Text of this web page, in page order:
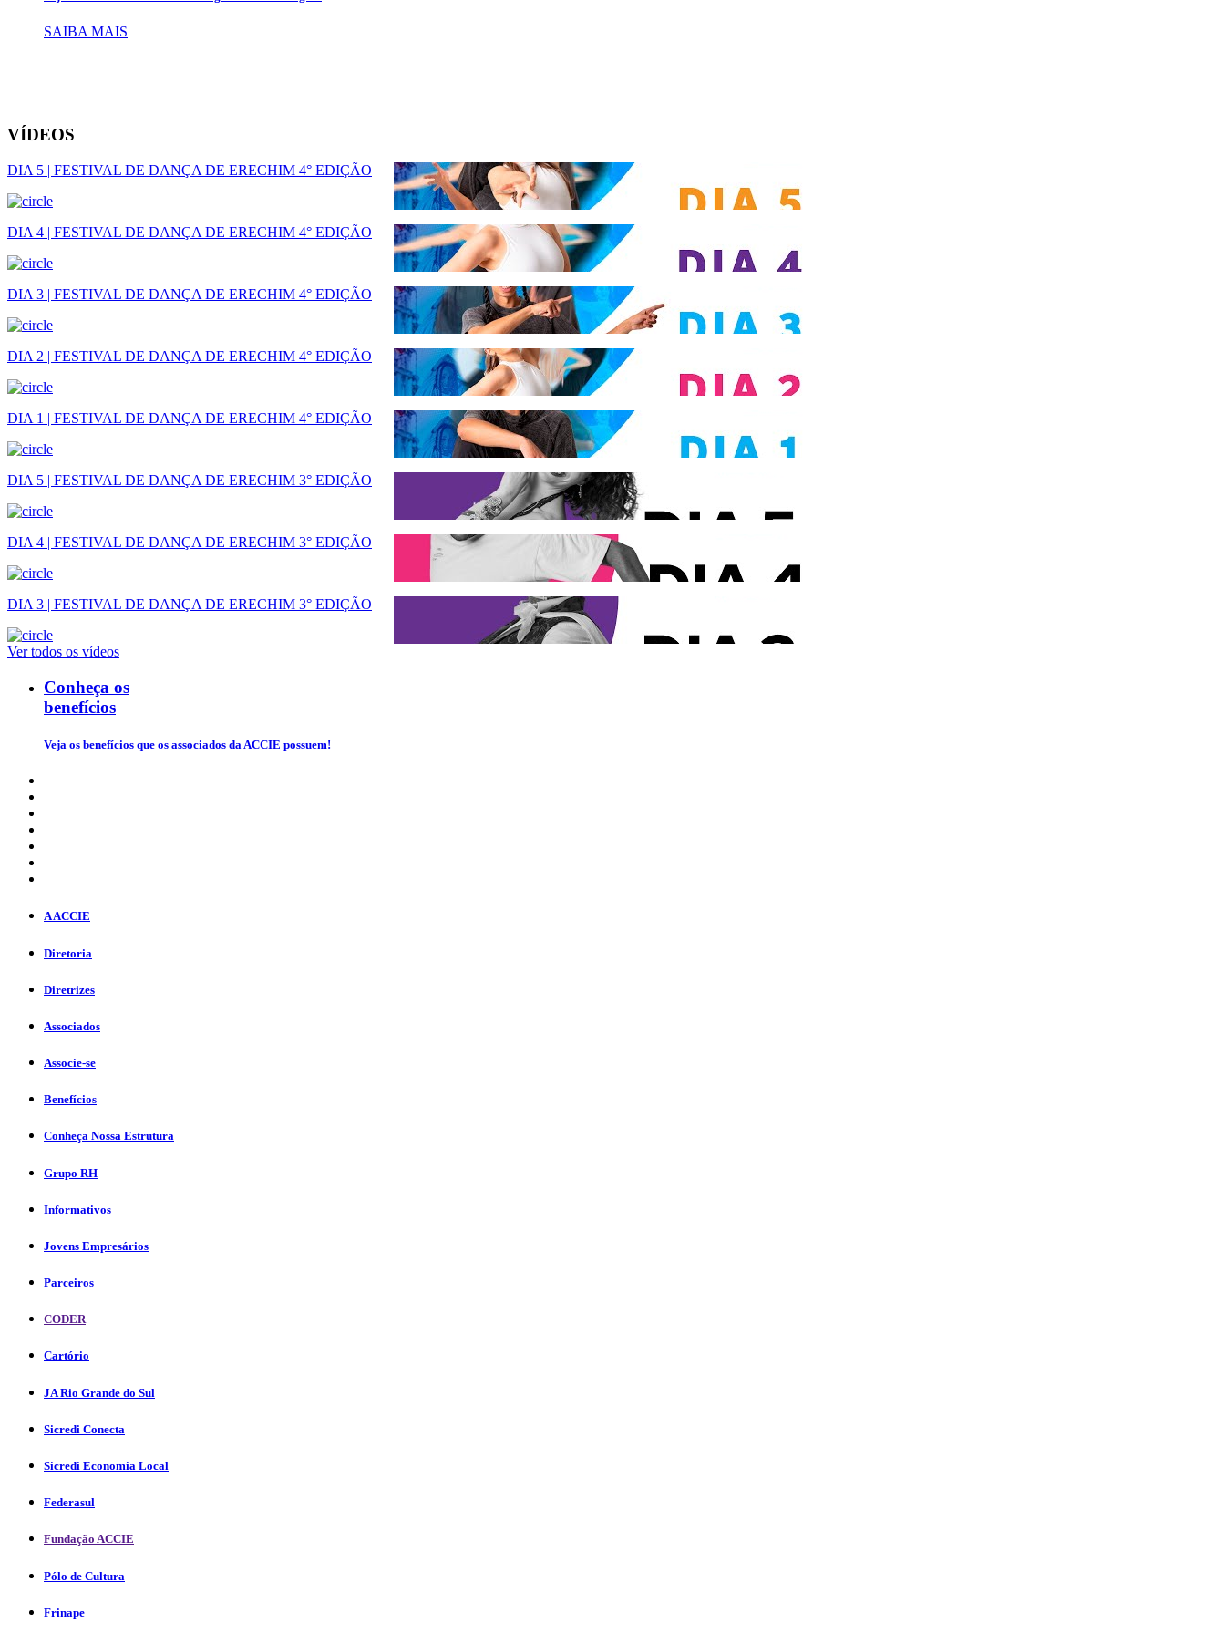
SAIBA MAIS
VÍDEOS
DIA 5 | FESTIVAL DE DANÇA DE ERECHIM 4° EDIÇÃO
DIA 4 | FESTIVAL DE DANÇA DE ERECHIM 4° EDIÇÃO
DIA 3 | FESTIVAL DE DANÇA DE ERECHIM 4° EDIÇÃO
DIA 2 | FESTIVAL DE DANÇA DE ERECHIM 4° EDIÇÃO
DIA 1 | FESTIVAL DE DANÇA DE ERECHIM 4° EDIÇÃO
DIA 5 | FESTIVAL DE DANÇA DE ERECHIM 3° EDIÇÃO
DIA 4 | FESTIVAL DE DANÇA DE ERECHIM 3° EDIÇÃO
DIA 3 | FESTIVAL DE DANÇA DE ERECHIM 3° EDIÇÃO
Ver todos os vídeos
Conheça os
benefícios
Veja os benefícios que os associados da ACCIE possuem!
A ACCIE
Diretoria
Diretrizes
Associados
Associe-se
Benefícios
Conheça Nossa Estrutura
Grupo RH
Informativos
Jovens Empresários
Parceiros
CODER
Cartório
JA Rio Grande do Sul
Sicredi Conecta
Sicredi Economia Local
Federasul
Fundação ACCIE
Pólo de Cultura
Frinape